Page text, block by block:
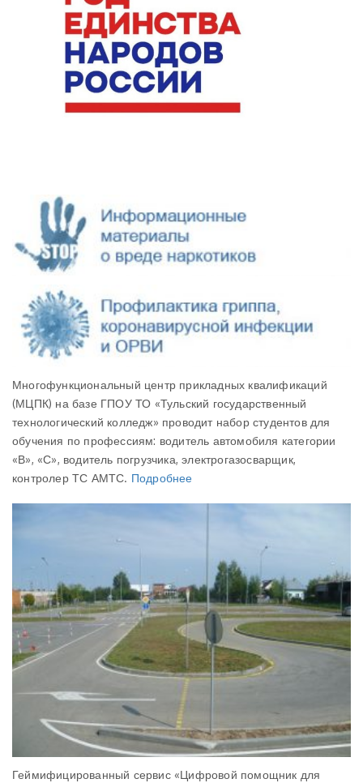
Многофункциональный центр прикладных квалификаций
(МЦПК) на базе ГПОУ ТО «Тульский государственный
технологический колледж» проводит набор студентов для
обучения по профессиям: водитель автомобиля категории
«В», «С», водитель погрузчика, электрогазосварщик,
контролер ТС АМТС. Подробнее
Геймифицированный сервис «Цифровой помощник для